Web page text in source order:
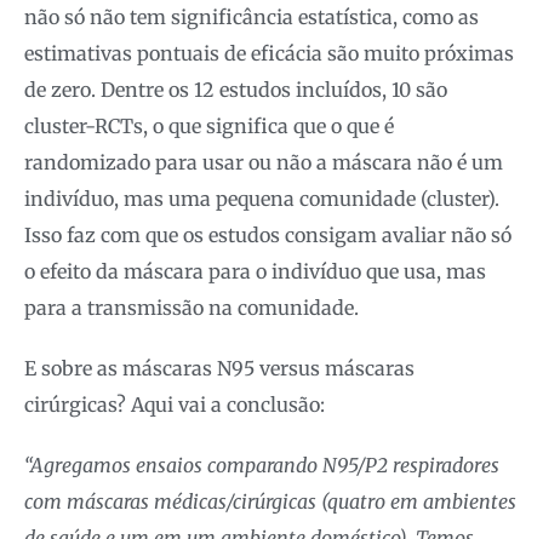
não só não tem significância estatística, como as
estimativas pontuais de eficácia são muito próximas
de zero. Dentre os 12 estudos incluídos, 10 são
cluster-RCTs, o que significa que o que é
randomizado para usar ou não a máscara não é um
indivíduo, mas uma pequena comunidade (cluster).
Isso faz com que os estudos consigam avaliar não só
o efeito da máscara para o indivíduo que usa, mas
para a transmissão na comunidade.
E sobre as máscaras N95 versus máscaras
cirúrgicas? Aqui vai a conclusão:
“Agregamos ensaios comparando N95/P2 respiradores
com máscaras médicas/cirúrgicas (quatro em ambientes